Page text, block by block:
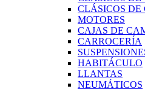
CLÁSICOS DE
MOTORES
CAJAS DE
CARROCERÍA
HABITÁCULO
LLANTAS
NEUMÁTICOS